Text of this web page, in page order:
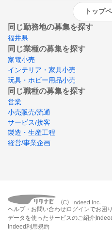
トップ
同じ勤務地の募集を探す
福井県
同じ業種の募集を探す
家電小売
インテリア・家具小売
玩具・ホビー用品小売
同じ職種の募集を探す
営業
小売販売/流通
サービス/接客
製造・生産工程
経営/事業企画
ヘルプ・お問い合わせ ログインでお困
データを使ったサービスのご紹介
Indeed利用規約